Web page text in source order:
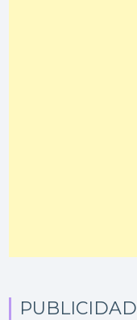
PUBLICIDAD